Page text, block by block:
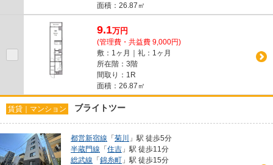
面積：26.87㎡
9.1万円
(管理費・共益費 9,000円)
敷：1ヶ月｜礼：1ヶ月
所在階：3階
間取り：1R
面積：26.87㎡
賃貸｜マンション ブライトツー
都営新宿線 「菊川
」駅 徒歩5分
半蔵門線 「住吉 」駅 徒歩11分
総武線 「錦糸町 」駅 徒歩15分